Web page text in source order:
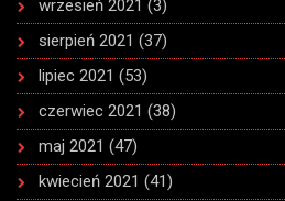
wrzesień 2021 (3)
sierpień 2021 (37)
lipiec 2021 (53)
czerwiec 2021 (38)
maj 2021 (47)
kwiecień 2021 (41)